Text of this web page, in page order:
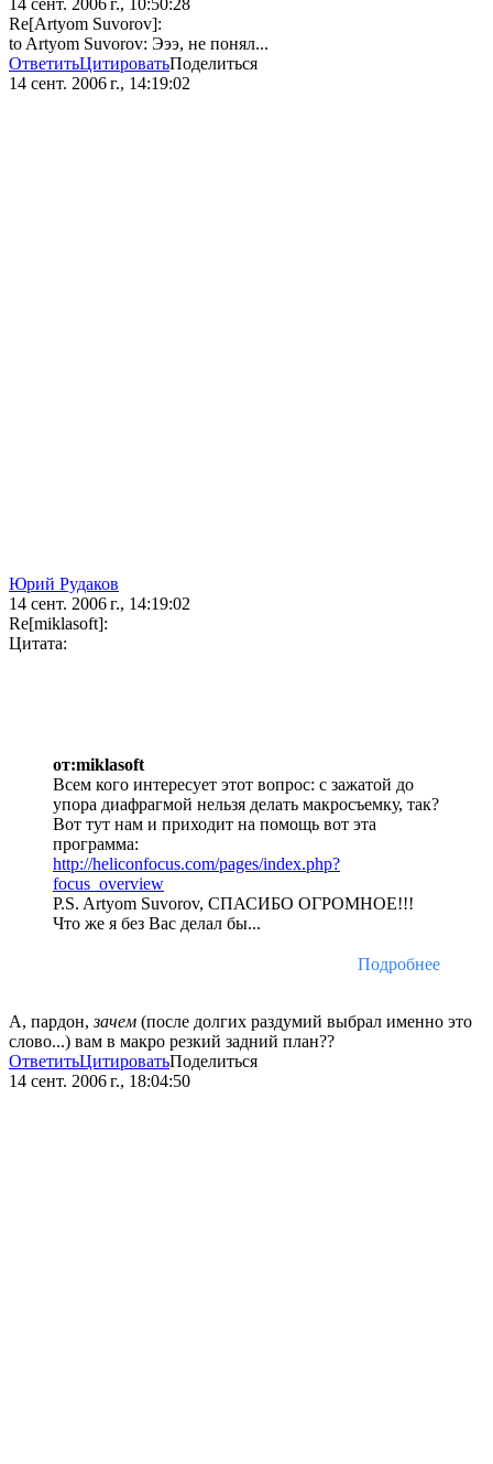
14 сент. 2006 г., 10:50:28
Re[Artyom Suvorov]:
to Artyom Suvorov: Эээ, не понял...
ОтветитьЦитироватьПоделиться
14 сент. 2006 г., 14:19:02
Юрий Рудаков
14 сент. 2006 г., 14:19:02
Re[miklasoft]:
Цитата:
от:miklasoft
Всем кого интересует этот вопрос: с зажатой до
упора диафрагмой нельзя делать макросъемку, так?
Вот тут нам и приходит на помощь вот эта
программа:
http://heliconfocus.com/pages/index.php?
focus_overview
P.S. Artyom Suvorov, СПАСИБО ОГРОМНОЕ!!!
Что же я без Вас делал бы...
Подробнее
А, пардон,зачем (после долгих раздумий выбрал именно это
слово...) вам в макро резкий задний план??
ОтветитьЦитироватьПоделиться
14 сент. 2006 г., 18:04:50